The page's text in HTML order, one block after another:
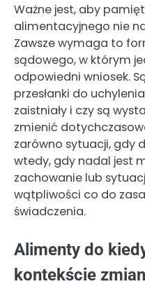
Ważne jest, aby
alimentacyjnego nie
Zawsze wymaga to
sądowego, w którym
odpowiedni wniosek.
przesłanki do
zaistniały i czy są
zmienić
zarówno sytuacji, gdy
wtedy, gdy nadal jest
zachowanie lub
wątpliwości co do
świadczenia.
Alimenty do
kontekście